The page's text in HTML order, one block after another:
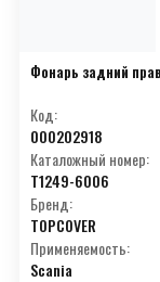
Фонарь задний
Код:
000202918
Каталожный номер:
T1249-6006
Бренд:
TOPCOVER
Применяемость:
Scania